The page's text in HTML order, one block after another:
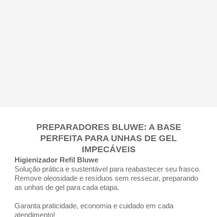
PREPARADORES BLUWE: A BASE
PERFEITA PARA UNHAS DE GEL
IMPECÁVEIS
Higienizador Refil Bluwe
Solução prática e sustentável para reabastecer seu frasco.
Remove oleosidade e resíduos sem ressecar, preparando
as unhas de gel para cada etapa.
Garanta praticidade, economia e cuidado em cada
atendimento!